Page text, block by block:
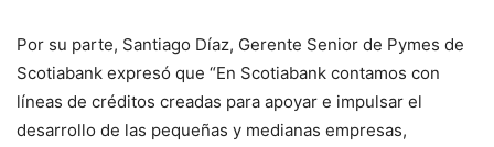
Por su parte, Santiago Díaz, Gerente Senior de Pymes de
Scotiabank expresó que “En Scotiabank contamos con
líneas de créditos creadas para apoyar e impulsar el
desarrollo de las pequeñas y medianas empresas,